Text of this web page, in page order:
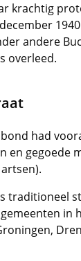
krachtig
andere
overleed.
had
en gegoede
traditioneel
in